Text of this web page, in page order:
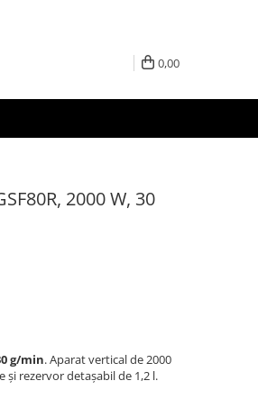
0,00
2000 W, 30
g/min. Aparat vertical de 2000
și rezervor detașabil de 1,2 l.